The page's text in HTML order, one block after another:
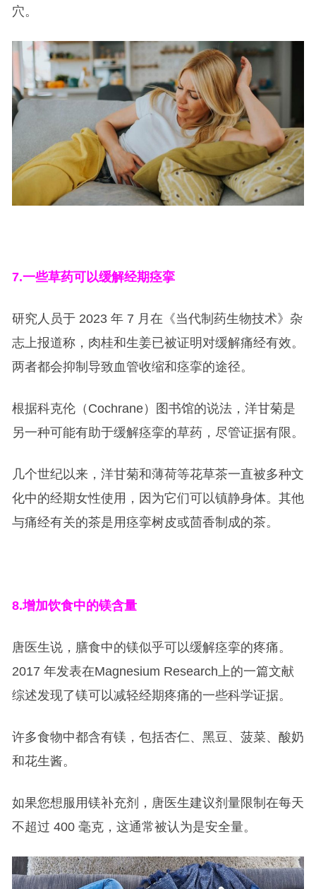
穴。
7.一些草药可以缓解经期痉挛
研究人员于 2023 年 7 月在《当代制药生物技术》杂
志上报道称，肉桂和生姜已被证明对缓解痛经有效。
两者都会抑制导致血管收缩和痉挛的途径。
根据科克伦（Cochrane）图书馆的说法，洋甘菊是
另一种可能有助于缓解痉挛的草药，尽管证据有限。
几个世纪以来，洋甘菊和薄荷等花草茶一直被多种文
化中的经期女性使用，因为它们可以镇静身体。其他
与痛经有关的茶是用痉挛树皮或茴香制成的茶。
8.增加饮食中的镁含量
唐医生说，膳食中的镁似乎可以缓解痉挛的疼痛。
2017 年发表在Magnesium Research上的一篇文献
综述发现了镁可以减轻经期疼痛的一些科学证据。
许多食物中都含有镁，包括杏仁、黑豆、菠菜、酸奶
和花生酱。
如果您想服用镁补充剂，唐医生建议剂量限制在每天
不超过 400 毫克，这通常被认为是安全量。